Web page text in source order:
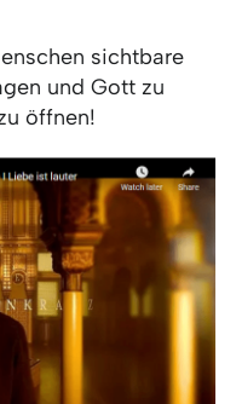
sichtbare
und Gott zu
öffnen!